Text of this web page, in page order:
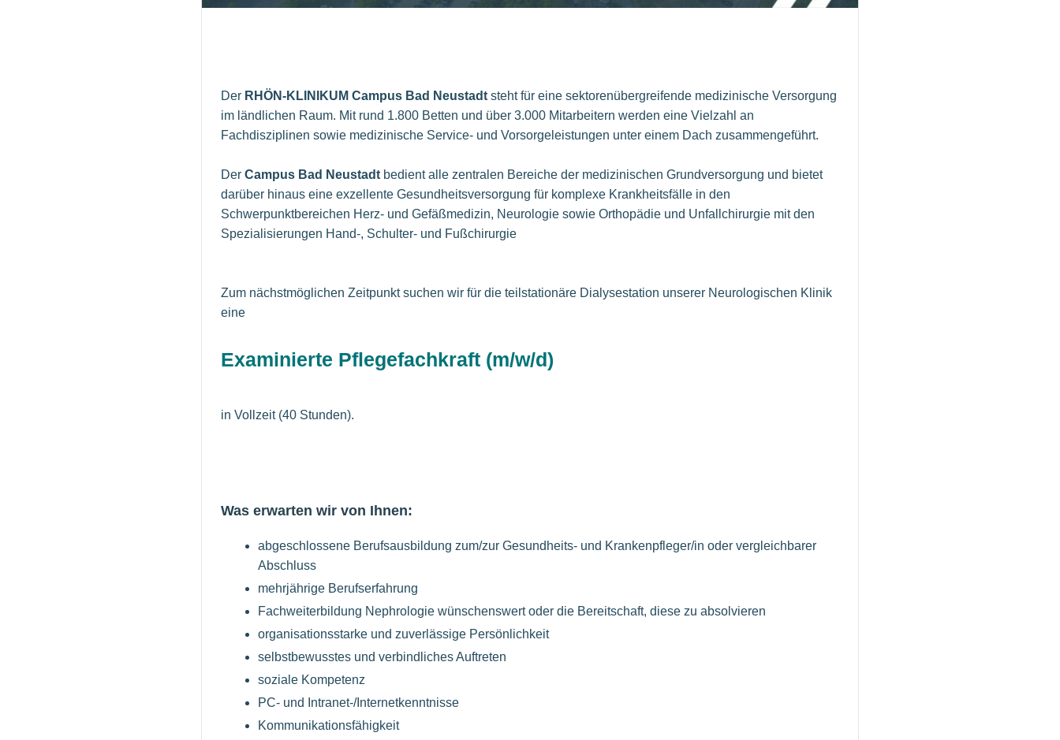
Der RHÖN-KLINIKUM Campus Bad Neustadt steht für eine sektorenübergreifende medizinische Versorgung
im ländlichen Raum. Mit rund 1.800 Betten und über 3.000 Mitarbeitern werden eine Vielzahl an
Fachdisziplinen sowie medizinische Service- und Vorsorgeleistungen unter einem Dach zusammengeführt.
Der Campus Bad Neustadt bedient alle zentralen Bereiche der medizinischen Grundversorgung und bietet
darüber hinaus eine exzellente Gesundheitsversorgung für komplexe Krankheitsfälle in den
Schwerpunktbereichen Herz- und Gefäßmedizin, Neurologie sowie Orthopädie und Unfallchirurgie mit den
Spezialisierungen Hand-, Schulter- und Fußchirurgie
Zum nächstmöglichen Zeitpunkt suchen wir für die teilstationäre Dialysestation unserer Neurologischen Klinik
eine
Examinierte Pflegefachkraft (m/w/d)
in Vollzeit (40 Stunden).
Was erwarten wir von Ihnen:
abgeschlossene Berufsausbildung zum/zur Gesundheits- und Krankenpfleger/in oder vergleichbarer
Abschluss
mehrjährige Berufserfahrung
Fachweiterbildung Nephrologie wünschenswert oder die Bereitschaft, diese zu absolvieren
organisationsstarke und zuverlässige Persönlichkeit
selbstbewusstes und verbindliches Auftreten
soziale Kompetenz
PC- und Intranet-/Internetkenntnisse
Kommunikationsfähigkeit